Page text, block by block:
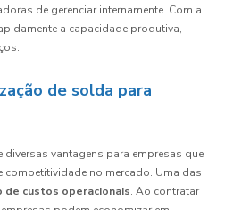
de gerenciar internamente. Com a
a capacidade produtiva,
de solda para
diversas vantagens para empresas que
competitividade no mercado. Uma das
de custos operacionais. Ao contratar